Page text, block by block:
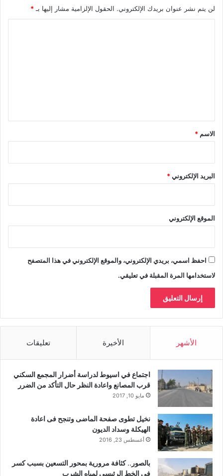
لن يتم نشر عنوان بريدك الإلكتروني. الحقول الإلزامية مشار إليها بـ*
*
الاسم *
البريد الإلكتروني*
الموقع الإلكتروني
احفظ اسمي، بريدي الإلكتروني، والموقع الإلكتروني في هذا المتصفح
لاستخدامها المرة المقبلة في تعليقي.
الأشهر الأخيرة تعليقات
اجتماع في اسيوط لدراسة أضرار المجمع السكني
قرب المصانع واعادة النظر حال التأكد من الضرر
مايو 10, 2017
نخيل تطوى صفحة الماضى وتنجح فى اعادة
الهيكلة وسداد الديون
أغسطس 23, 2016
بالصور.. كثافة مرورية بمحور التسعين بسبب كسر
فى الخط الرئيسى لمياه الشرب